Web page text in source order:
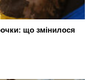
що змінилося